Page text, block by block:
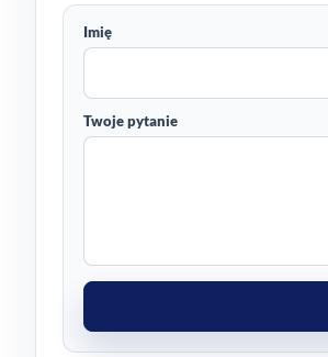
Imię
Twoje pytanie